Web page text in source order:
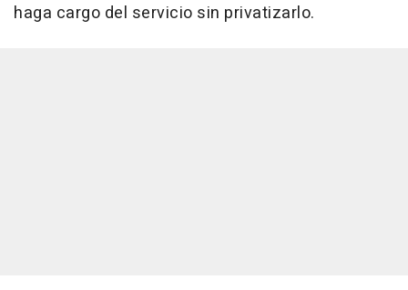
haga cargo del servicio sin privatizarlo.